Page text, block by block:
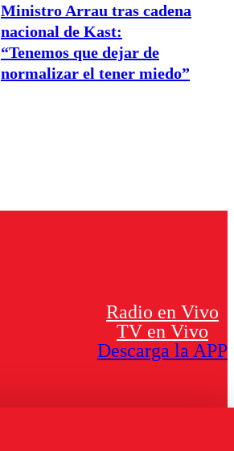
Ministro Arrau tras cadena
nacional de Kast:
“Tenemos que dejar de
normalizar el tener miedo”
Radio en Vivo
TV en Vivo
Descarga la APP